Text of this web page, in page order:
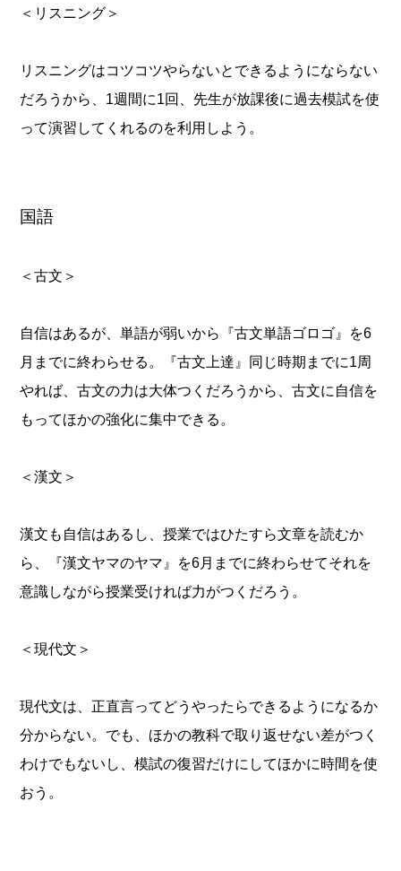
＜リスニング＞
リスニングはコツコツやらないとできるようにならない
だろうから、1週間に1回、先生が放課後に過去模試を使
って演習してくれるのを利用しよう。
国語
＜古文＞
自信はあるが、単語が弱いから『古文単語ゴロゴ』を6
月までに終わらせる。『古文上達』同じ時期までに1周
やれば、古文の力は大体つくだろうから、古文に自信を
もってほかの強化に集中できる。
＜漢文＞
漢文も自信はあるし、授業ではひたすら文章を読むか
ら、『漢文ヤマのヤマ』を6月までに終わらせてそれを
意識しながら授業受ければ力がつくだろう。
＜現代文＞
現代文は、正直言ってどうやったらできるようになるか
分からない。でも、ほかの教科で取り返せない差がつく
わけでもないし、模試の復習だけにしてほかに時間を使
おう。